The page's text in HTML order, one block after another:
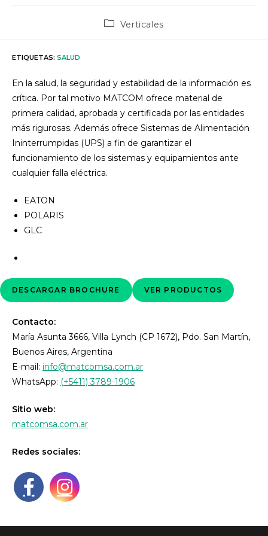
Categoría
Verticales
ETIQUETAS: SALUD
En la salud, la seguridad y estabilidad de la información es
crítica. Por tal motivo MATCOM ofrece material de
primera calidad, aprobada y certificada por las entidades
más rigurosas. Además ofrece Sistemas de Alimentación
Ininterrumpidas (UPS) a fin de garantizar el
funcionamiento de los sistemas y equipamientos ante
cualquier falla eléctrica.
EATON
POLARIS
GLC
DESCARGAR BROCHURE VER PRODUCTOS
Contacto:
María Asunta 3666, Villa Lynch (CP 1672), Pdo. San Martín,
Buenos Aires, Argentina
E-mail: info@matcomsa.com.ar
WhatsApp: (+5411) 3789-1906
Sitio web:
matcomsa.com.ar
Redes sociales: